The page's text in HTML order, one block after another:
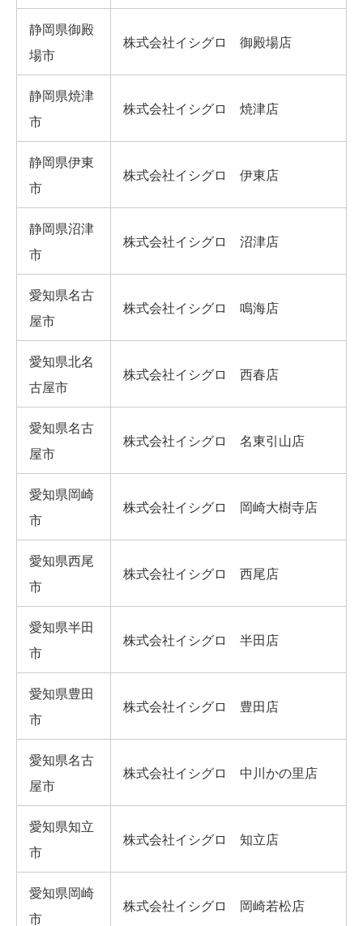
静岡県御殿
場市
株式会社イシグロ 御殿場店
静岡県焼津
市
株式会社イシグロ 焼津店
静岡県伊東
市
株式会社イシグロ 伊東店
静岡県沼津
市
株式会社イシグロ 沼津店
愛知県名古
屋市
株式会社イシグロ 鳴海店
愛知県北名
古屋市
株式会社イシグロ 西春店
愛知県名古
屋市
株式会社イシグロ 名東引山店
愛知県岡崎
市
株式会社イシグロ 岡崎大樹寺店
愛知県西尾
市
株式会社イシグロ 西尾店
愛知県半田
市
株式会社イシグロ 半田店
愛知県豊田
市
株式会社イシグロ 豊田店
愛知県名古
屋市
株式会社イシグロ 中川かの里店
愛知県知立
市
株式会社イシグロ 知立店
愛知県岡崎
市
株式会社イシグロ 岡崎若松店